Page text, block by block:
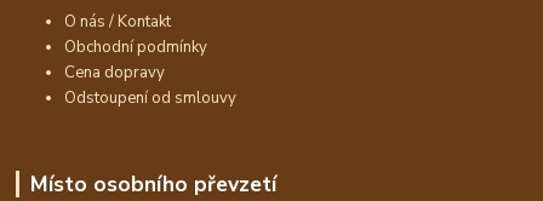
O nás / Kontakt
Obchodní podmínky
Cena dopravy
Odstoupení od smlouvy
Místo osobního převzetí